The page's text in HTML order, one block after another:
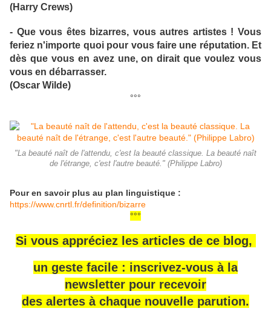
(Harry Crews)
- Que vous êtes bizarres, vous autres artistes ! Vous
feriez n'importe quoi pour vous faire une réputation. Et
dès que vous en avez une, on dirait que voulez vous
vous en débarrasser.
(Oscar Wilde)
°°°
"La beauté naît de l'attendu, c'est la beauté classique. La beauté naît
de l'étrange, c'est l'autre beauté." (Philippe Labro)
Pour en savoir plus au plan linguistique :
https://www.cnrtl.fr/definition/bizarre
°°°
Si vous appréciez les articles de ce blog,
un geste facile : inscrivez-vous à la
newsletter pour recevoir
des alertes à chaque nouvelle parution.